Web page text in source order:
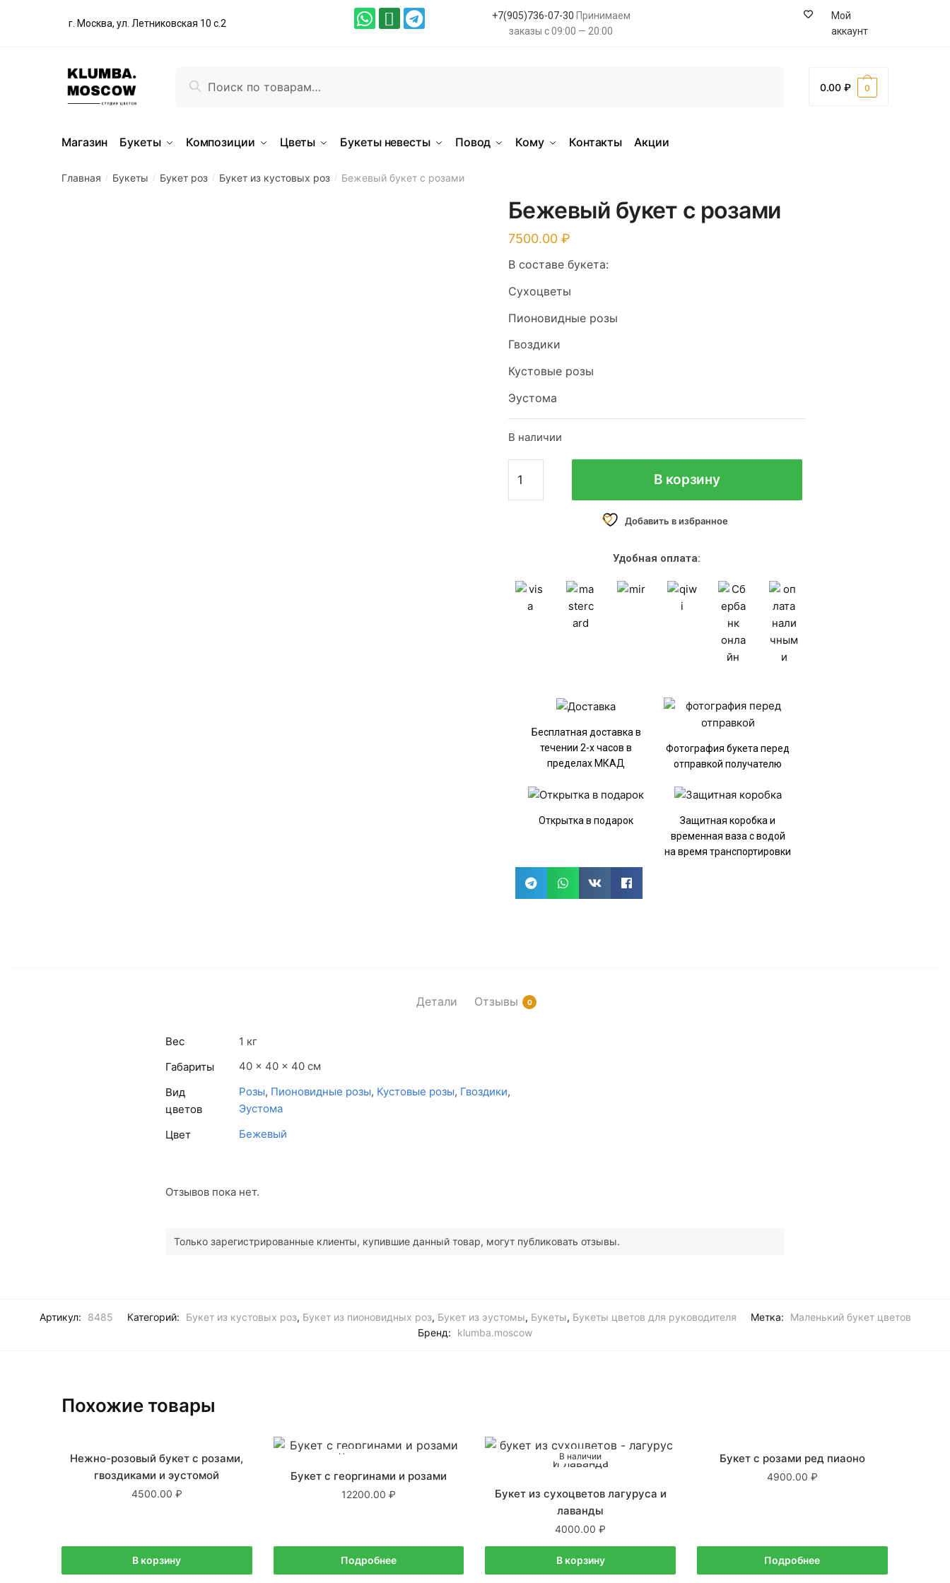
г. Москва, ул. Летниковская 10 с.2
+7(905)736-07-30 Принимаем
заказы с 09:00 — 20:00
Мой
аккаунт
Поиск 0.00 0
Магазин Букеты Композиции Цветы Букеты невесты Повод Кому Контакты Акции
Главная / Букеты / Букет роз / Букет из кустовых роз / Бежевый букет с розами
Бежевый букет с розами
7500.00
В составе букета:
Сухоцветы
Пионовидные розы
Гвоздики
Кустовые розы
Эустома
В наличии
В корзину
Добавить в избранное
Удобная оплата:
Бесплатная доставка в
течении 2-х часов в
пределах МКАД
Фотография букета перед
отправкой получателю
Открытка в подарок
Защитная коробка и
временная ваза с водой
на время транспортировки
Детали Отзывы 0
Вес
1 кг
Габариты
40 × 40 × 40 см
Вид
цветов
Розы, Пионовидные розы, Кустовые розы, Гвоздики,
Эустома
Цвет
Бежевый
Отзывов пока нет.
Только зарегистрированные клиенты, купившие данный товар, могут публиковать отзывы.
Артикул: 8485 Категорий: Букет из кустовых роз, Букет из пионовидных роз, Букет из эустомы, Букеты, Букеты цветов для руководителя Метка:
Маленький букет цветов
Бренд:
klumba.moscow
Похожие товары
В наличии
Нежно-розовый букет с розами,
гвоздиками и эустомой
4500.00
В корзину
Нет в наличии
Букет с георгинами и розами
12200.00
Подробнее
В наличии
Букет из сухоцветов лагуруса и
лаванды
4000.00
В корзину
Нет в наличии
Букет с розами ред пиаоно
4900.00
Подробнее